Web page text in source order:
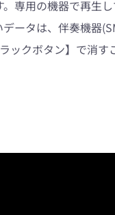
専用の機器で再生し
データは、伴奏機器
ックボタン】で消す